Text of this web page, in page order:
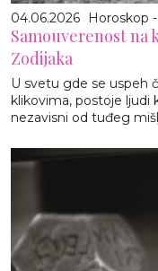
04.06.2026 Horoskop
Samouverenost na
Zodijaka
U svetu gde se uspeh
klikovima, postoje ljudi
nezavisni od tuđeg